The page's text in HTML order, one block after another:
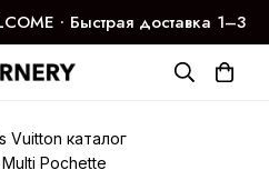
∙ Быстрая доставка 1–3
дня
Vuitton каталог
Pochette